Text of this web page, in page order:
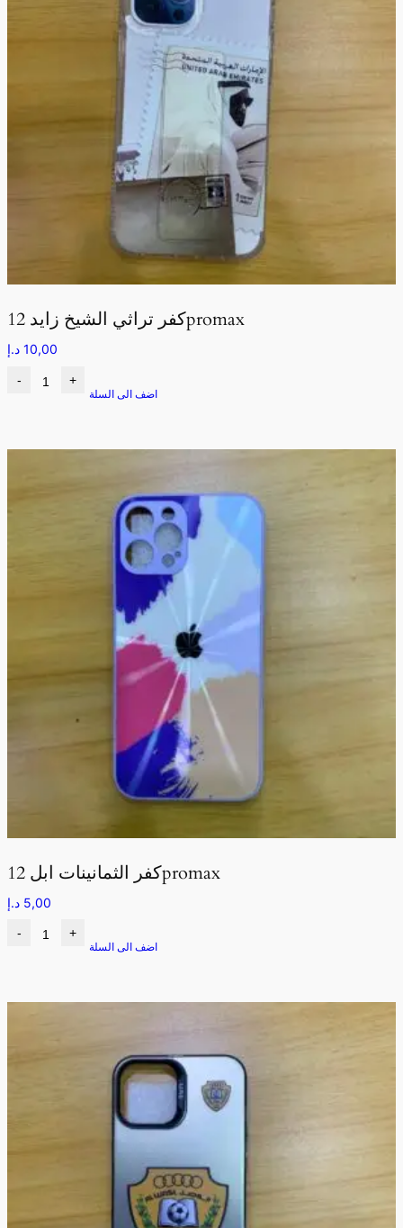
كفر تراثي الشيخ زايد 12promax
10,00 د.إ
- +
اضف الى السلة
كفر الثمانينات ابل 12promax
5,00 د.إ
- +
اضف الى السلة